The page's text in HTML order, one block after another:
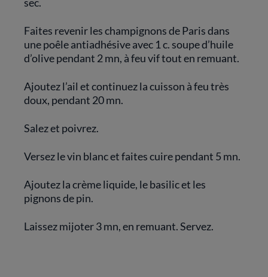
Faites revenir les champignons de Paris dans
une poêle antiadhésive avec 1 c. soupe d’huile
d’olive pendant 2 mn, à feu vif tout en remuant.
Ajoutez l’ail et continuez la cuisson à feu très
doux, pendant 20 mn.
Salez et poivrez.
Versez le vin blanc et faites cuire pendant 5 mn.
Ajoutez la crème liquide, le basilic et les
pignons de pin.
Laissez mijoter 3 mn, en remuant. Servez.